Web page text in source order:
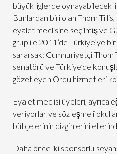
büyük liglerde oynayabilecek
Bunlardan biri olan Thom
eyalet meclisine seçilmiş ve
grup ile 2011’de Türkiye’ye
sararsak: Cumhuriyetçi Thom
senatörü ve Türkiye’de
gözetleyen Ordu hizmetleri
Eyalet meclisi üyeleri, ayrıca
veriyorlar ve sözleşmeli
bütçelerinin dizginlerini
Daha önce iki sponsorlu